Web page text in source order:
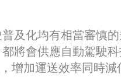
及化均有相當審慎的
將會供應自動駕駛
增加運送效率同時減